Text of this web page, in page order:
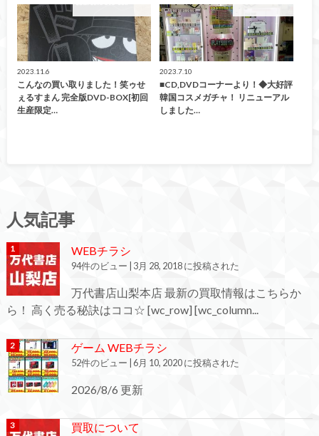
2023.11.6
こんなの買い取りました！笑ゥせ
ぇるすまん 完全版DVD-BOX[初回
生産限定…
2023.7.10
■CD,DVDコーナーより！◆大好評
韓国コスメガチャ！ リニューアル
しました…
人気記事
WEBチラシ
94件のビュー 3月 28, 2018 に投稿された
万代書店山梨本店 最新の買取情報はこちらか
ら！ 高く売る秘訣はココ☆ [wc_row] [wc_column...
ゲーム WEBチラシ
52件のビュー 6月 10, 2020 に投稿された
2026/8/6 更新
買取について